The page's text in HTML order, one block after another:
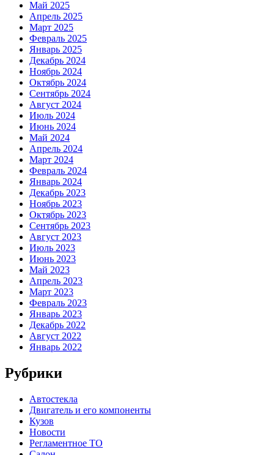
Май 2025
Апрель 2025
Март 2025
Февраль 2025
Январь 2025
Декабрь 2024
Ноябрь 2024
Октябрь 2024
Сентябрь 2024
Август 2024
Июль 2024
Июнь 2024
Май 2024
Апрель 2024
Март 2024
Февраль 2024
Январь 2024
Декабрь 2023
Ноябрь 2023
Октябрь 2023
Сентябрь 2023
Август 2023
Июль 2023
Июнь 2023
Май 2023
Апрель 2023
Март 2023
Февраль 2023
Январь 2023
Декабрь 2022
Август 2022
Январь 2022
Рубрики
Автостекла
Двигатель и его компоненты
Кузов
Новости
Регламентное ТО